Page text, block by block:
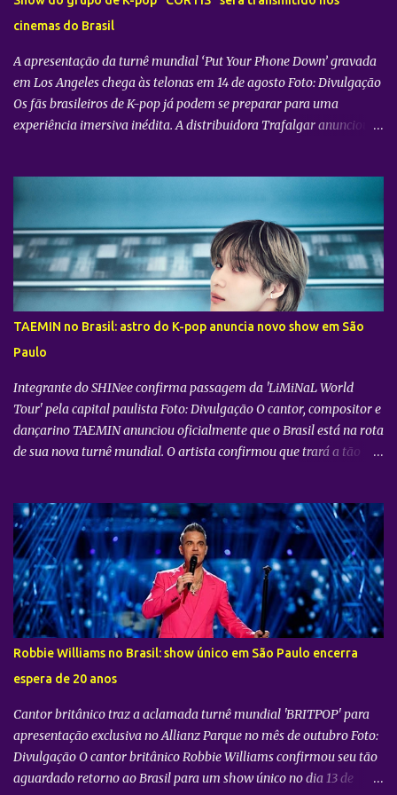
cinemas do Brasil
A apresentação da turnê mundial ‘Put Your Phone Down’ gravada
em Los Angeles chega às telonas em 14 de agosto Foto: Divulgação
Os fãs brasileiros de K-pop já podem se preparar para uma
experiência imersiva inédita. A distribuidora Trafalgar anunciou o
realizado diretamente do YouTube Theater , na cidade de Los
Angeles (EUA). O objetivo da ação é proporcionar ao público uma
vivência cinematográfica com som e imagem de alta qualidade,
conectando os fãs de todo o mundo à energia da primeira turnê
mundial do quinteto. Produzido pela gigante do entretenimento
asiático HYBE e distribuído globalmente pela Trafalgar, o evento
promete transportar o fandom — conhecido oficialmente como
COERS — para o centro da apresentação. Como um bônus especial
para as sessões nos cine...
TAEMIN no Brasil: astro do K-pop anuncia novo show em São
Paulo
Integrante do SHINee confirma passagem da 'LiMiNaL World
Tour' pela capital paulista Foto: Divulgação O cantor, compositor e
dançarino TAEMIN anunciou oficialmente que o Brasil está na rota
de sua nova turnê mundial. O artista confirmou que trará a tão
oficialmente como “2026-27 TAEMIN WORLD TOUR ” , a nova
excursão do astro rodará o mundo com apresentações distribuídas
pela Ásia, América do Norte e América do Sul. Além do aguardado
encontro com os fãs brasileiros em São Paulo, a agenda
internacional do artista tem paradas confirmadas em metrópoles
como Seul, San José, Los Angeles, Las Vegas, Grand Prairie,
Chicago, Newark, Monterrey, Cidade do México, Santiago e Lima.
confirmação do novo espetáculo firma o rápido retorno de
TAEMIN ...
Robbie Williams no Brasil: show único em São Paulo encerra
espera de 20 anos
Cantor britânico traz a aclamada turnê mundial 'BRITPOP' para
apresentação exclusiva no Allianz Parque no mês de outubro Foto:
Divulgação O cantor britânico Robbie Williams confirmou seu tão
aguardado retorno ao Brasil para um show único no dia 13 de